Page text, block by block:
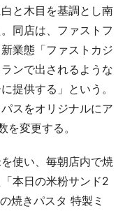
と木目を基調とし南
同店は、ファストフ
業態「ファストカジ
ンで出されるような
提供する」という。
スをオリジナルにア
変更する。
使い、毎朝店内で焼
本日の米粉サンド2
焼きパスタ 特製ミ